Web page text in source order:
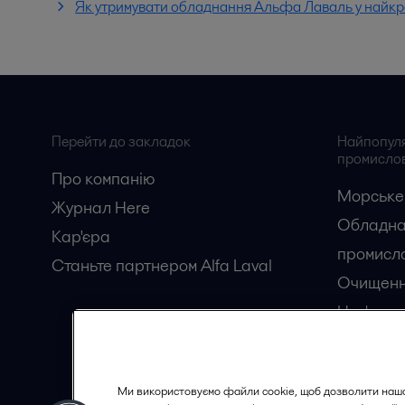
Як утримувати обладнання Альфа Лаваль у
Перейти до закладок
Про компанію
Журнал Here
Кар'єрa
Станьте партнером Alfa Laval
Ми використовуємо файли cookie, щоб дозволити